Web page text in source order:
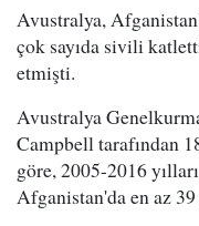
Avustralya,
çok sayıda sivili
etmişti.
Avustralya
Campbell tarafından
göre, 2005-2016
Afganistan'da en az